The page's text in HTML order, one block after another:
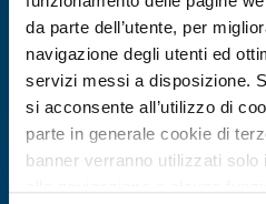
da parte dell’utente, per
navigazione degli utenti ed
servizi messi a disposizione.
si acconsente all’utilizzo di
parte in generale cookie di
banner verranno utilizzati